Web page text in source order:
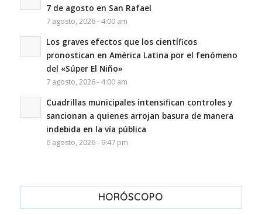
7 de agosto en San Rafael
7 agosto, 2026 - 4:00 am
Los graves efectos que los científicos
pronostican en América Latina por el fenómeno
del «Súper El Niño»
7 agosto, 2026 - 4:00 am
Cuadrillas municipales intensifican controles y
sancionan a quienes arrojan basura de manera
indebida en la vía pública
6 agosto, 2026 - 9:47 pm
HORÓSCOPO